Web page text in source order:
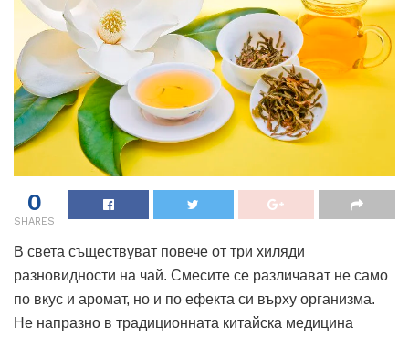
0
SHARES
В света съществуват повече от три хиляди
разновидности на чай. Смесите се различават не само
по вкус и аромат, но и по ефекта си върху организма.
Не напразно в традиционната китайска медицина